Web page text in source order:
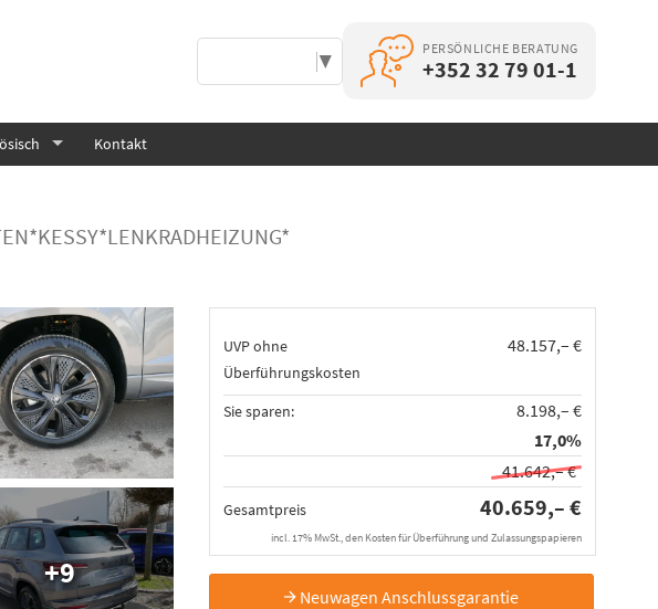
▼
PERSÖNLICHE BERATUNG
+352 32 79 01-1
Kontakt
UVP ohne
Überführungskosten
48.157,– €
Sie sparen:
8.198,– €
17,0%
41.642,– €
Gesamtpreis 40.659,– €
incl. 17% MwSt., den Kosten für Überführung und Zulassungspapieren
Neuwagen Anschlussgarantie
+9